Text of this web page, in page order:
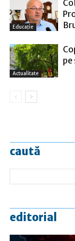
Educație
Actualitate
pe
caută
editorial